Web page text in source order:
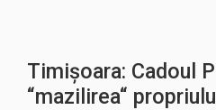
Timișoara: Cadoul
“mazilirea“